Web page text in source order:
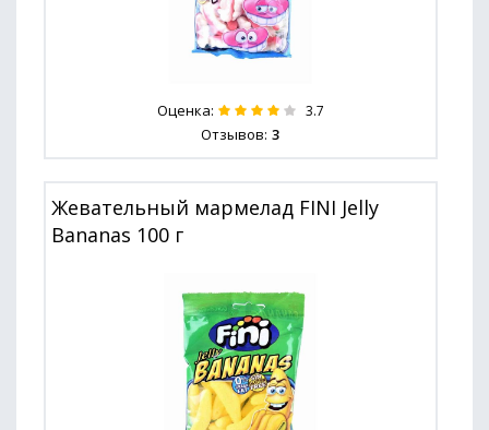
Оценка: 3.7
Отзывов: 3
Жевательный мармелад FINI Jelly
Bananas 100 г